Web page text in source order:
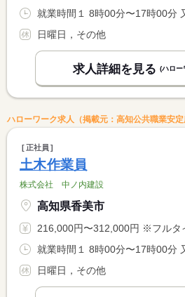
日曜日，その他
求人詳細を見る (ハロー
ハローワーク求人（掲載元：高知公共職業安
正社員
土木作業員
株式会社 中ノ内建設
高知県香美市
216,000円〜312,000円 ※フルタイム求人の場合は月額（換算額）、パ
日曜日，その他